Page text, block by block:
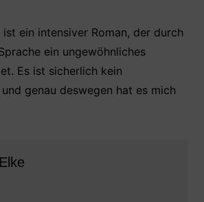
ist ein intensiver Roman, der durch
ein ungewöhnliches
Es ist sicherlich kein
genau deswegen hat es mich
Elke